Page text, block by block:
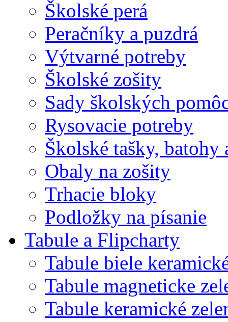
Školské perá
Peračníky a puzdrá
Výtvarné potreby
Školské zošity
Sady školských
Rysovacie potreby
Školské tašky, batohy
Obaly na zošity
Trhacie bloky
Podložky na písanie
Tabule a Flipcharty
Tabule biele
Tabule magneticke
Tabule keramické